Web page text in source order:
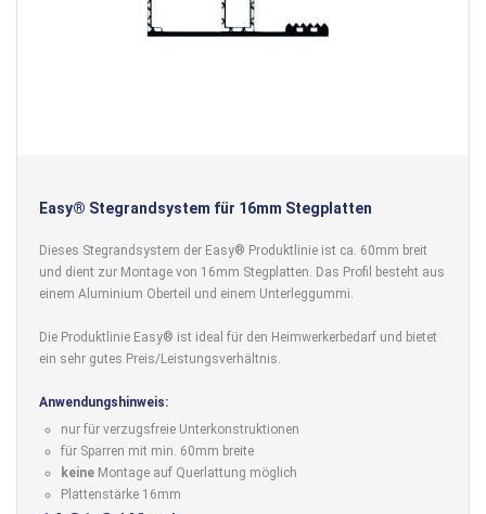
Easy® Stegrandsystem für 16mm Stegplatten
Dieses Stegrandsystem der Easy® Produktlinie ist ca. 60mm breit
und dient zur Montage von 16mm Stegplatten. Das Profil besteht aus
einem Aluminium Oberteil und einem Unterleggummi.
Die Produktlinie Easy® ist ideal für den Heimwerkerbedarf und bietet
ein sehr gutes Preis/Leistungsverhältnis.
Anwendungshinweis:
nur für verzugsfreie Unterkonstruktionen
für Sparren mit min. 60mm breite
keine Montage auf Querlattung möglich
Plattenstärke 16mm